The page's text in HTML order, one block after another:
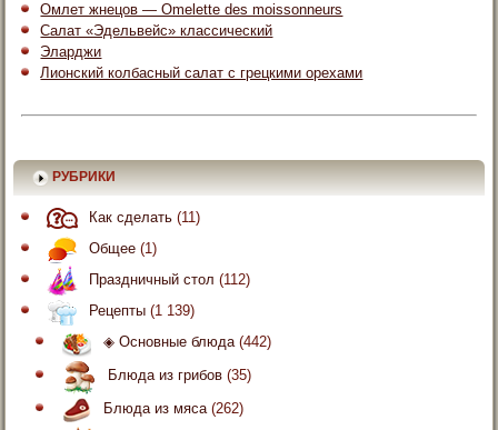
Омлет жнецов — Omelette des moissonneurs
Салат «Эдельвейс» классический
Эларджи
Лионский колбасный салат с грецкими орехами
РУБРИКИ
Как сделать (11)
Общее (1)
Праздничный стол (112)
Рецепты (1 139)
◈ Основные блюда(442)
Блюда из грибов (35)
Блюда из мяса(262)